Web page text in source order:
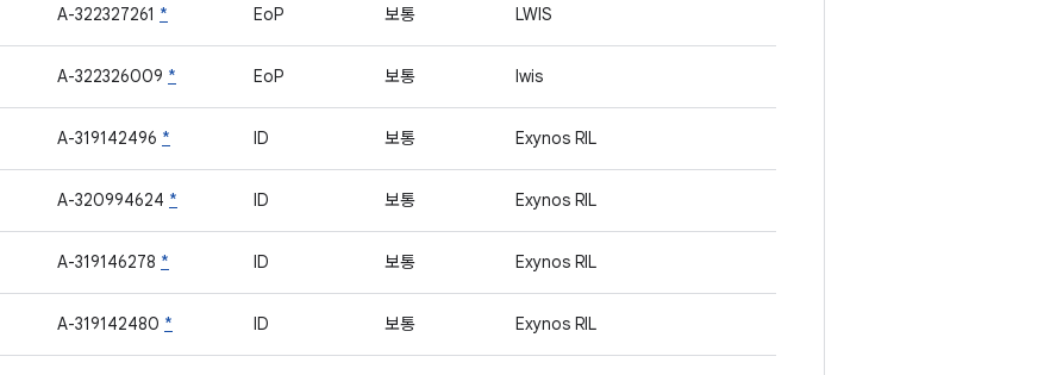
A-322327261 * EoP 보통 LWIS
A-322326009 * EoP 보통 lwis
A-319142496 * ID 보통 Exynos RIL
A-320994624 * ID 보통 Exynos RIL
A-319146278 * ID 보통 Exynos RIL
A-319142480 * ID 보통 Exynos RIL